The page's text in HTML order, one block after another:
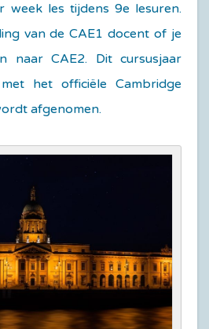
les tijdens 9e lesuren.
van de CAE1 docent of je
naar CAE2. Dit cursusjaar
het officiële Cambridge
afgenomen.